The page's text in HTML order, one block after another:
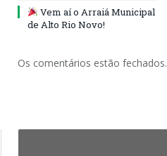
Vem aí o Arraiá Municipal
de Alto Rio Novo!
Os comentários estão fechados.